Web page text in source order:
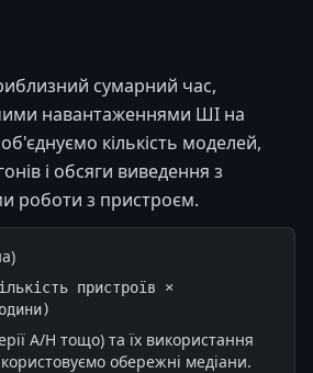
сумарний час,
навантаженнями ШІ на
кількість моделей,
і обсяги виведення з
роботи з пристроєм.
пристроїв ×
A/H тощо) та їх використання
обережні медіани.